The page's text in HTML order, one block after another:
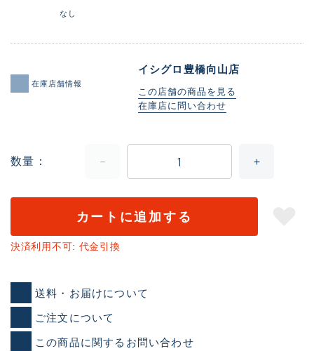
なし
在庫店舗情報
イシグロ豊橋向山店
この店舗の商品を見る
在庫店に問い合わせ
数量
カートに追加する
決済利用不可: 代金引換
送料・お届けについて
ご注文について
この商品に関するお問い合わせ